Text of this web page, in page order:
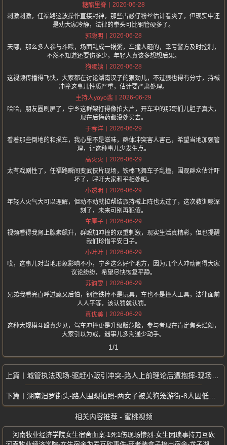
糖醋里脊
2026-06-28
刺激刺激，任福路这波操作直接封神，那些古惑仔粉丝估计看爽了，但现实中还
是劝大家冷静，法律的拳头可比钢管硬多了。
郭聪明
2026-06-28
天哪，那么多人参与斗殴，场面乱成一锅粥，车撞人砸的，幸亏警方及时控制，
不然不知道还要伤多少，年轻人真该多想想后果。
狗蛋姨
2026-06-28
这视频传播得飞快，大家都在讨论湖南汉子的狠劲儿，不过狠也得有分寸，持械
冲撞这事儿性质严重，估计要严肃处理。
主持人yoyo酱
2026-06-29
哈哈，朋友圈刷屏了，宁乡这群架打得像拍大片，开车冲的那哥们儿胆子真大，
现在后悔药都没处买去。
于春洋
2026-06-29
看着那些倒地的和损车，我心里不是滋味，群体冲突害人害己，希望当地加强管
理，让这种事儿少发生点。
高火火
2026-06-29
太有戏剧性了，任福路瞬间变武侠片现场，铁棒飞舞车子乱撞，围观群众估计吓
坏了，呼吁大家和平相处吧。
小透明
2026-06-29
年轻人火气大可以理解，但动不动就拉帮结派持械上阵也太过了，这次教训够深
刻了，未来可别再犯傻。
车厘子
2026-06-29
视频看得我肾上腺素飙升，群殴加冲撞的双重刺激，现实生活真精彩，但也提醒
我们珍惜平安日子。
小叶叶
2026-06-29
哎，这事儿对当地形象影响不小，宁乡这么好个地方，因为几个人冲动闹得大家
议论纷纷，希望尽快恢复平静。
苏韵雯
2026-06-29
兄弟我看完直呼过瘾又后怕，钢管铁棒不是玩具，车也不是撞人工具，法律面前
人人平等，该认罚就认罚。
真优美
2026-06-29
这种大规模斗殴真少见，驾车冲撞更是升级版危险，参与者现在肯定焦头烂额，
大家引以为戒，遇事儿多沟通少动手。
1/1
城管执法现场-驱赶小贩引冲突-路人上前理论后遭抱摔-现场打人视频曝光
湖南汨罗街头-路人围观拍照-两女子被关狗笼游街-8人因低俗摆拍被行拘
相关内容推荐 - 蜜桃视频
河南牧业经济学院女生宿舍血案-1死1伤现场惨烈-女生因琐事持刀互砍